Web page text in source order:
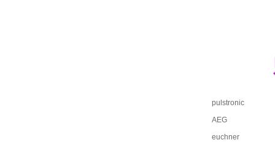
pulstronic
AEG
euchner